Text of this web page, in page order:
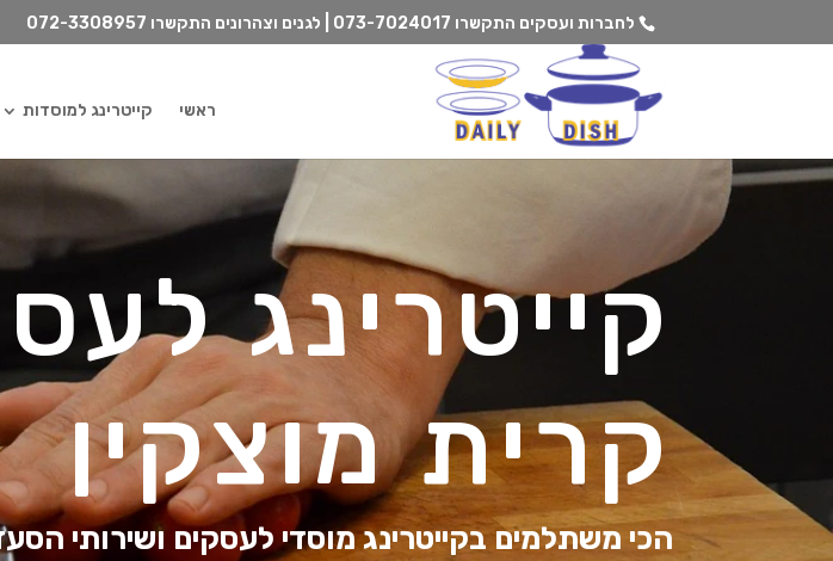
לחברות ועסקים התקשרו 073-7024017 | לגנים וצהרונים התקשרו 072-3308957
ראשי קייטרינג למוסדות
קייטרינג
קרית מוצקין
הכי משתלמים בקייטרינג מוסדי לעסקים ושירותי